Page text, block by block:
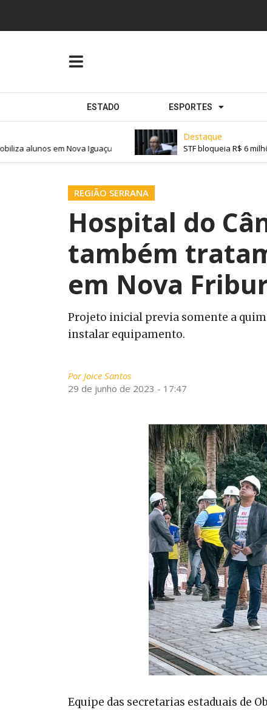
ESTADO ESPORTES
Destaque
STF bloqueia R$ 6
alunos em Nova Iguaçu
REGIÃO SERRANA
Hospital do
também
em Nova
Projeto inicial previa somente a
instalar equipamento.
PorJoice Santos
29 de junho de 2023 - 17:47
Equipe das secretarias estaduais de